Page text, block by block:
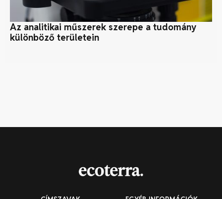
Az analitikai műszerek szerepe a tudomány
különböző területein